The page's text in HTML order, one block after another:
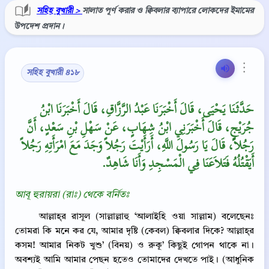
সহিহ বুখারী > সালাত পূর্ণ করার ও ক্বিবলার ব্যাপারে লোকদের ইমামের
উপদেশ প্রদান।
⋮
সহিহ বুখারী ৪১৮
حَدَّثَنَا يَحْيَى، قَالَ أَخْبَرَنَا عَبْدُ الرَّزَّاقِ، قَالَ أَخْبَرَنَا ابْنُ
جُرَيْجٍ، قَالَ أَخْبَرَنِي ابْنُ شِهَابٍ، عَنْ سَهْلِ بْنِ سَعْدٍ، أَنَّ
رَجُلاً، قَالَ يَا رَسُولَ اللَّهِ، أَرَأَيْتَ رَجُلاً وَجَدَ مَعَ امْرَأَتِهِ رَجُلاً
أَيَقْتُلُهُ فَتَلاَعَنَا فِي الْمَسْجِدِ وَأَنَا شَاهِدٌ‏.‏
আবূ হুরায়রা (রাঃ) থেকে বর্নিতঃ
আল্লাহ্‌র রাসূল (সাল্লাল্লাহু ‘আলাইহি ওয়া সাল্লাম) বলেছেনঃ
তোমরা কি মনে কর যে, আমার দৃষ্টি (কেবল) ক্বিবলার দিকে? আল্লাহ্‌র
কসম! আমার নিকট খুশু’ (বিনয়) ও রুকূ’ কিছুই গোপন থাকে না।
অবশ্যই আমি আমার পেছন হতেও তোমাদের দেখতে পাই। (আধুনিক